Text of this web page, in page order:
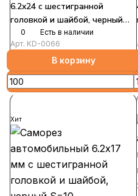
6.2x24 с шестигранной
головкой и шайбой, черный
S=10
0
Есть в наличии
Арт. KD-0066
В корзину
Хит